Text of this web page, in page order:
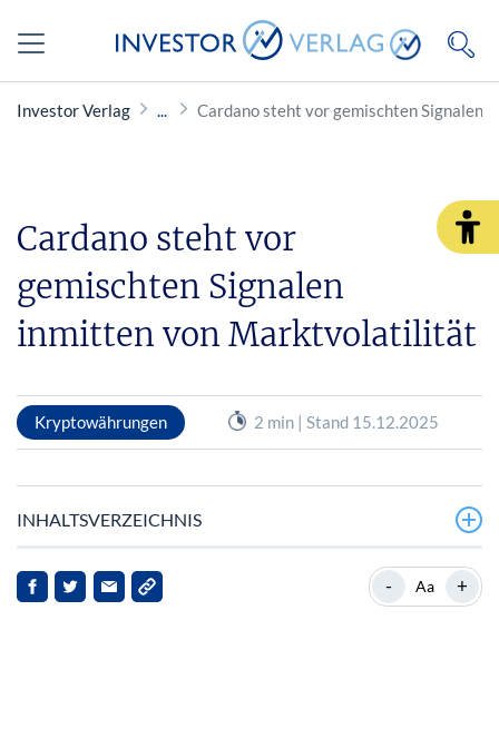
Investor Verlag Cardano steht vor gemischten
Cardano steht vor
gemischten Signalen
inmitten von Marktvolatilität
Kryptowährungen 2 min | Stand 15.12.2025
INHALTSVERZEICHNIS
Aktuelle Marktposition von Cardano
- Aa +